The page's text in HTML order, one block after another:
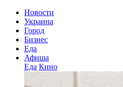
Новости
Украина
Город
Бизнес
Еда
Афиша
Еда Кино